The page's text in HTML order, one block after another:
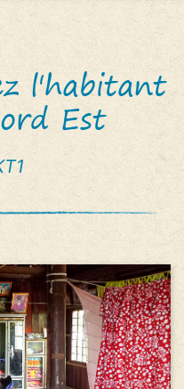
l'habitant
Est